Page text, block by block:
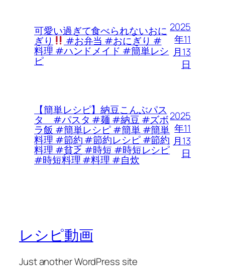
可愛い過ぎて食べられないおに
ぎり #お弁当 #おにぎり #
料理 #ハンドメイド #簡単レシ
ピ
2025
年11
月13
日
【簡単レシピ】納豆こんぶパス
タ #パスタ #麺 #納豆 #ズボ
ラ飯 #簡単レシピ #簡単 #簡単
料理 #節約 #節約レシピ #節約
料理 #貧乏 #時短 #時短レシピ
#時短料理 #料理 #自炊
2025
年11
月13
日
レシピ動画
Just another WordPress site